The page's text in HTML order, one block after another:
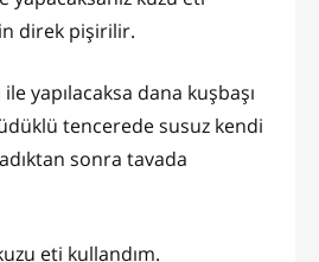
direk pişirilir.
yapılacaksa dana kuşbaşı
tencerede susuz kendi
sonra tavada
eti kullandım.